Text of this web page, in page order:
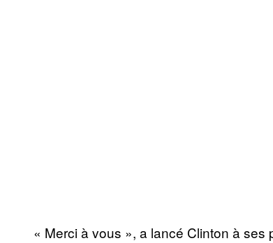
« Merci à vous », a lancé Clinton à